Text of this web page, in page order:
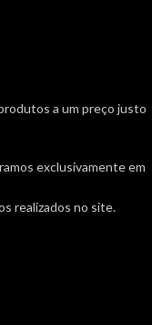
a um preço justo
exclusivamente em
realizados no site.